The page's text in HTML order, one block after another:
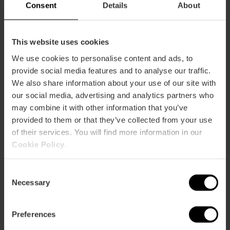
Consent Details About
This website uses cookies
We use cookies to personalise content and ads, to
provide social media features and to analyse our traffic.
We also share information about your use of our site with
our social media, advertising and analytics partners who
may combine it with other information that you’ve
provided to them or that they’ve collected from your use
of their services. You will find more information in our
Cookie Policy
Selection
Necessary
Preferences
Cómo llegar
Bus
6,8,9,10,11,32,70,71,81
Calle Sangre, 9 46002 València